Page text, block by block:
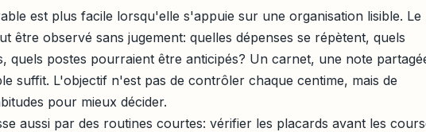
est plus facile lorsqu'elle s'appuie sur une organisation lisible. Le
être observé sans jugement: quelles dépenses se répètent, quels
quels postes pourraient être anticipés? Un carnet, une note
suffit. L'objectif n'est pas de contrôler chaque centime, mais de
pour mieux décider.
aussi par des routines courtes: vérifier les placards avant les